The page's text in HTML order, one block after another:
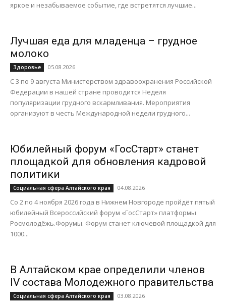
яркое и незабываемое событие, где встретятся лучшие...
Лучшая еда для младенца – грудное
молоко
Здоровье 05.08.2026
С 3 по 9 августа Министерством здравоохранения Российской
Федерации в нашей стране проводится Неделя
популяризации грудного вскармливания. Мероприятия
организуют в честь Международной недели грудного...
Юбилейный форум «ГосСтарт» станет
площадкой для обновления кадровой
политики
Социальная сфера Алтайского края 04.08.2026
Со 2 по 4 ноября 2026 года в Нижнем Новгороде пройдёт пятый
юбилейный Всероссийский форум «ГосСтарт» платформы
Росмолодёжь.Форумы. Форум станет ключевой площадкой для
1000...
В Алтайском крае определили членов
IV состава Молодежного правительства
Социальная сфера Алтайского края 03.08.2026